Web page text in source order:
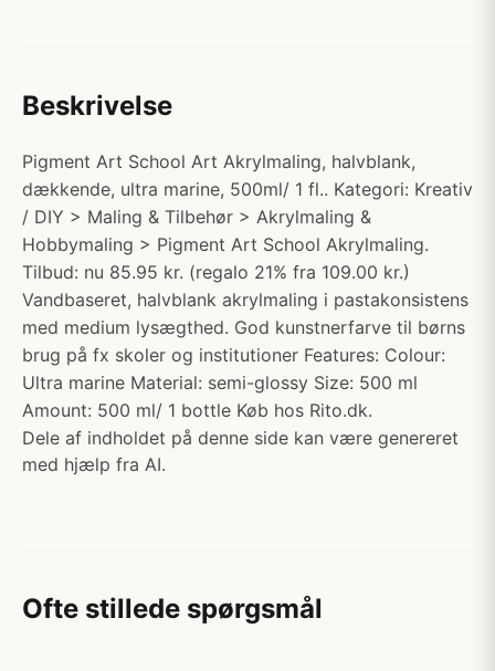
Beskrivelse
Pigment Art School Art Akrylmaling, halvblank,
dækkende, ultra marine, 500ml/ 1 fl.. Kategori: Kreativ
/ DIY > Maling & Tilbehør > Akrylmaling &
Hobbymaling > Pigment Art School Akrylmaling.
Tilbud: nu 85.95 kr. (regalo 21% fra 109.00 kr.)
Vandbaseret, halvblank akrylmaling i pastakonsistens
med medium lysægthed. God kunstnerfarve til børns
brug på fx skoler og institutioner Features: Colour:
Ultra marine Material: semi-glossy Size: 500 ml
Amount: 500 ml/ 1 bottle Køb hos Rito.dk.
Dele af indholdet på denne side kan være genereret
med hjælp fra AI.
Ofte stillede spørgsmål